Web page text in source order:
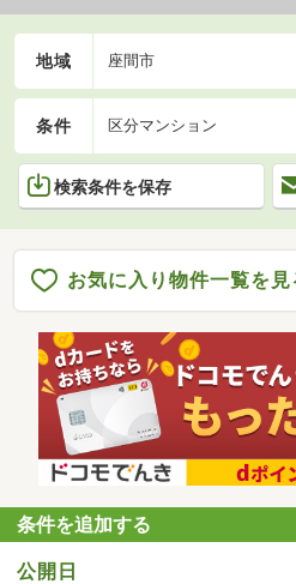
地域 座間市
条件 区分マンション
検索条件を保存
お気に入り物件一覧を見
条件を追加する
公開日